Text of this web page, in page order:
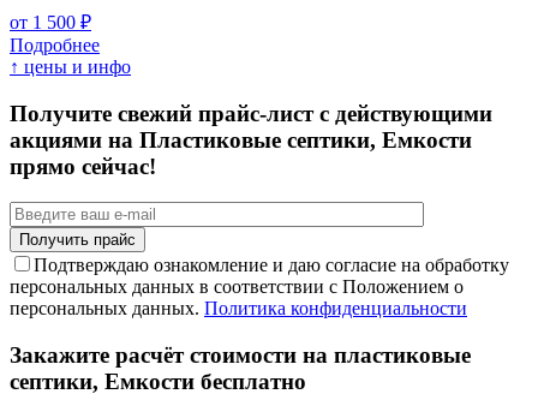
от 1 500 ₽
Подробнее
↑ цены и инфо
Получите свежий прайс-лист с действующими
акциями на Пластиковые септики, Емкости
прямо сейчас!
Подтверждаю ознакомление и даю согласие на обработку
персональных данных в соответствии с Положением о
персональных данных. Политика конфиденциальности
Закажите расчёт стоимости на пластиковые
септики, Емкости бесплатно